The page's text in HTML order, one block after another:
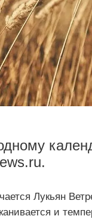
Лукьян
и